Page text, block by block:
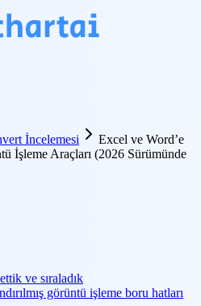
İncelemesi
Excel ve Word’e
İşleme Araçları (2026 Sürümünde
ve sıraladık
görüntü işleme boru hatları